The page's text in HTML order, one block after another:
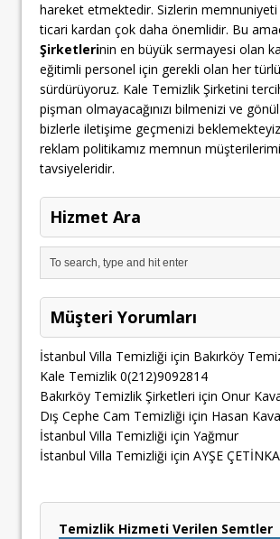
hareket etmektedir. Sizlerin memnuniyeti
ticari kardan çok daha önemlidir. Bu
Şirketlerinin en büyük sermayesi olan
eğitimli personel için gerekli olan her türlü
sürdürüyoruz. Kale Temizlik Şirketini
pişman olmayacağınızı bilmenizi ve gönül
bizlerle iletişime geçmenizi
reklam politikamız memnun
tavsiyeleridir.
Hizmet Ara
Müşteri Yorumları
İstanbul Villa Temizliği için Bakırköy
Kale Temizlik 0(212)9092814
Bakırköy Temizlik Şirketleri için Onur
Dış Cephe Cam Temizliği için Hasan
İstanbul Villa Temizliği için Yağmur
İstanbul Villa Temizliği için AYŞE
Temizlik Hizmeti Verilen Semtler